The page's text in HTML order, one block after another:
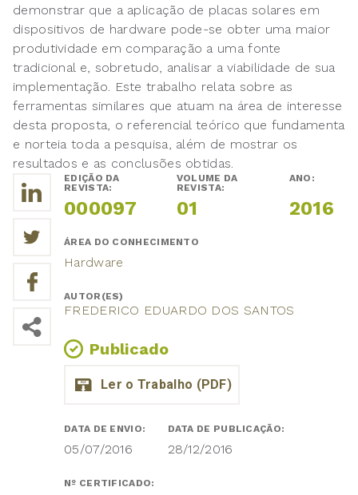
demonstrar que a aplicação de placas solares em
dispositivos de hardware pode-se obter uma maior
produtividade em comparação a uma fonte
tradicional e, sobretudo, analisar a viabilidade de sua
implementação. Este trabalho relata sobre as
ferramentas similares que atuam na área de interesse
desta proposta, o referencial teórico que fundamenta
e norteia toda a pesquisa, além de mostrar os
resultados e as conclusões obtidas.
EDIÇÃO DA
REVISTA:
000097
VOLUME DA
REVISTA:
01
ANO:
2016
ÁREA DO CONHECIMENTO
Hardware
AUTOR(ES)
FREDERICO EDUARDO DOS SANTOS
Publicado
DATA DE ENVIO:
05/07/2016
DATA DE PUBLICAÇÃO:
28/12/2016
Nº CERTIFICADO: